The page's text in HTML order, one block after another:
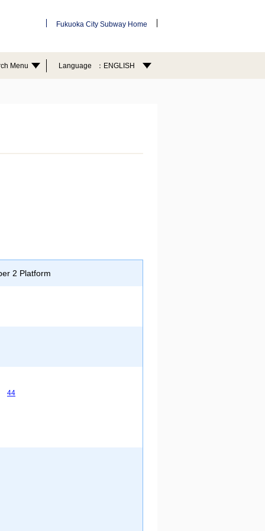
Fukuoka City Subway Home
Menu Language ENGLISH
2 Platform
44